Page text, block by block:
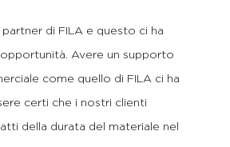
partner di FILA e questo ci ha
Avere un supporto
come quello di FILA ci ha
certi che i nostri clienti
della durata del materiale nel